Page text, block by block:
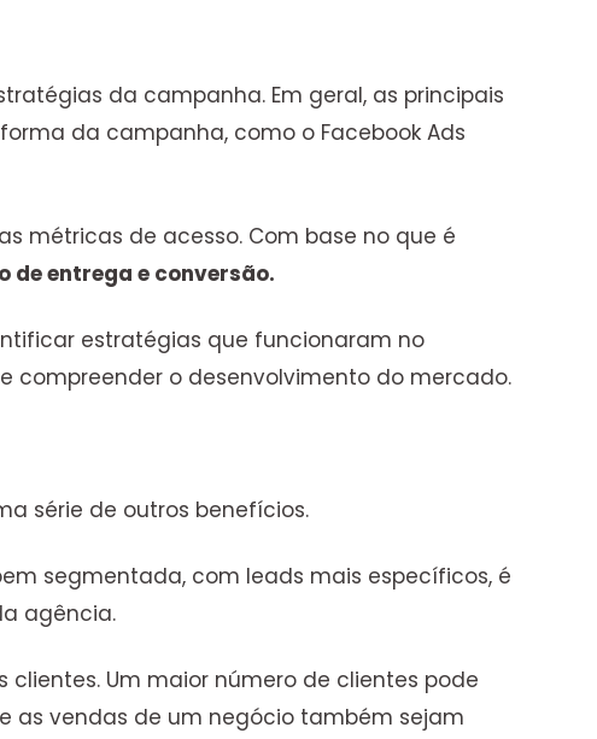
da campanha. Em geral, as principais
da campanha, como o Facebook Ads
métricas de acesso. Com base no que é
de entrega e conversão.
estratégias que funcionaram no
compreender o desenvolvimento do mercado.
série de outros benefícios.
segmentada, com leads mais específicos, é
agência.
Um maior número de clientes pode
as vendas de um negócio também sejam